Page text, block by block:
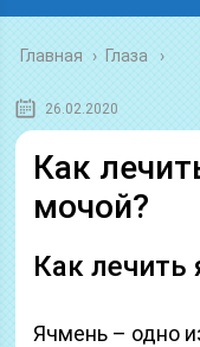
Главная › Глаза
26.02.2020
Как
мочой?
Как лечить
Ячмень – одно